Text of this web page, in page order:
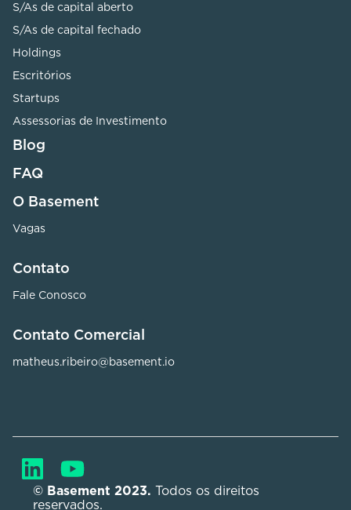
S/As de capital aberto
S/As de capital fechado
Holdings
Escritórios
Startups
Assessorias de Investimento
Blog
FAQ
O Basement
Vagas
Contato
Fale Conosco
Contato Comercial
matheus.ribeiro@basement.io
© Basement 2023. Todos os direitos
reservados.